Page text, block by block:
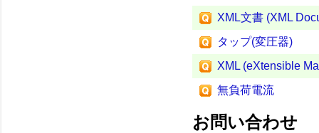
XML文書 (XML
タップ(変圧器)
XML (eXtensible
無負荷電流
お問い合わせ